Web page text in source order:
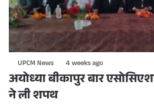
UPCM News 4 weeks ago
अयोध्या बीकापुर बार
ने ली शपथ